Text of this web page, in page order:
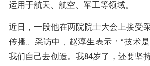
运用于航天、航空、军工等领域。
近日，一段他在两院院士大会上接受
传播。采访中，赵淳生表示：“技术
我们自己去创造。我84岁了，还要坚